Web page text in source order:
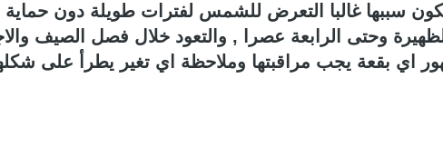
سببها غالبا التعرض للشمس لفترات طويلة دون
وحتى الرابعة عصرا , والتعود خلال فصل الصيف
بقعة يجب مراقبتها وملاحظة اي تغير يطرأ على